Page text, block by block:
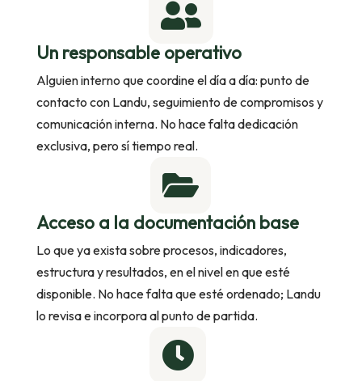

Un responsable operativo
Alguien interno que coordine el día a día: punto de
contacto con Landu, seguimiento de compromisos y
comunicación interna. No hace falta dedicación
exclusiva, pero sí tiempo real.

Acceso a la documentación base
Lo que ya exista sobre procesos, indicadores,
estructura y resultados, en el nivel en que esté
disponible. No hace falta que esté ordenado; Landu
lo revisa e incorpora al punto de partida.
